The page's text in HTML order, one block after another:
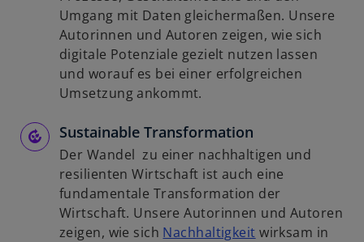
i
n
e
e
n
Umgang mit Daten gleichermaßen. Unsere
Autorinnen und Autoren zeigen, wie sich
digitale Potenziale gezielt nutzen lassen
und worauf es bei einer erfolgreichen
Umsetzung ankommt.
Sustainable Transformation
Der Wandel zu einer nachhaltigen und
resilienten Wirtschaft ist auch eine
fundamentale Transformation der
Wirtschaft. Unsere Autorinnen und Autoren
zeigen, wie sich Nachhaltigkeitwwirksam in